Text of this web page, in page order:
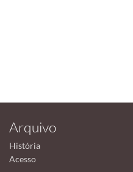
Arquivo
História
Acesso